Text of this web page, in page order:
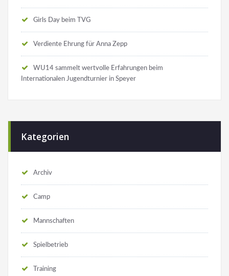
Girls Day beim TVG
Verdiente Ehrung für Anna Zepp
WU14 sammelt wertvolle Erfahrungen beim
Internationalen Jugendturnier in Speyer
Kategorien
Archiv
Camp
Mannschaften
Spielbetrieb
Training